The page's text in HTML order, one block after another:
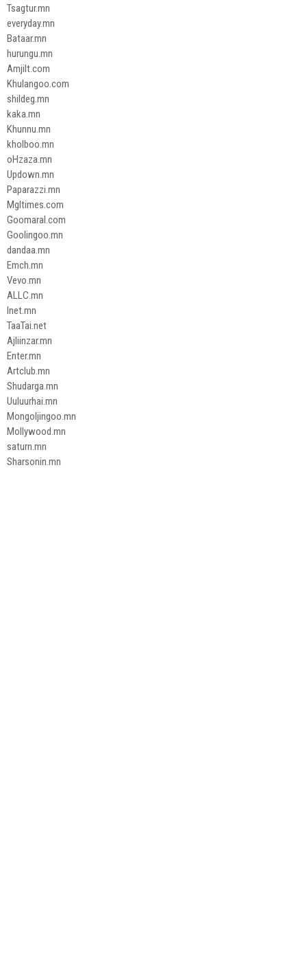
Tsagtur.mn
everyday.mn
Bataar.mn
hurungu.mn
Amjilt.com
Khulangoo.com
shildeg.mn
kaka.mn
Khunnu.mn
kholboo.mn
oHzaza.mn
Updown.mn
Paparazzi.mn
Mgltimes.com
Goomaral.com
Goolingoo.mn
dandaa.mn
Emch.mn
Vevo.mn
ALLC.mn
Inet.mn
TaaTai.net
Ajliinzar.mn
Enter.mn
Artclub.mn
Shudarga.mn
Uuluurhai.mn
Mongoljingoo.mn
Mollywood.mn
saturn.mn
Sharsonin.mn